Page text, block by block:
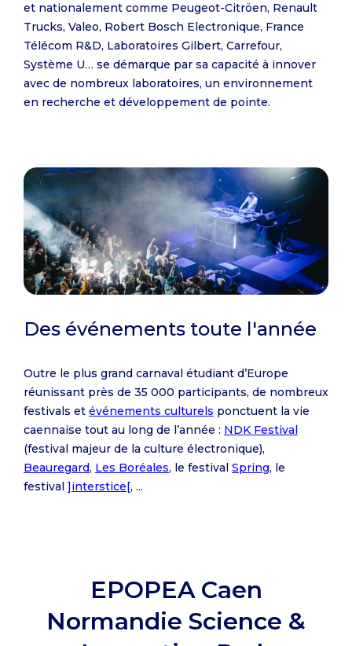
et nationalement comme Peugeot-Citröen, Renault
Trucks, Valeo, Robert Bosch Electronique, France
Télécom R&D, Laboratoires Gilbert, Carrefour,
Système U… se démarque par sa capacité à innover
avec de nombreux laboratoires, un environnement
en recherche et développement de pointe.
Des événements toute l'année
Outre le plus grand carnaval étudiant d’Europe
réunissant près de 35 000 participants, de nombreux
festivals et événements culturels ponctuent la vie
caennaise tout au long de l’année : NDK Festival
(festival majeur de la culture électronique),
Beauregard, Les Boréales, le festival Spring, le
festival ]interstice[, ...
EPOPEA Caen
Normandie Science &